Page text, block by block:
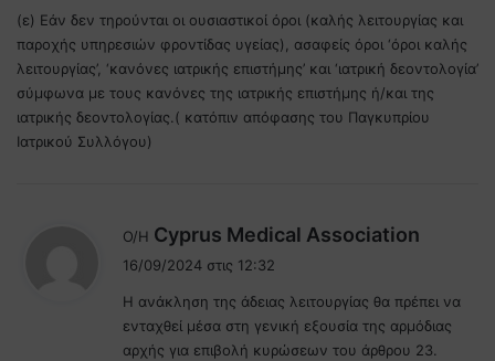
ι
:
(ε) Εάν δεν τηρούνται οι ουσιαστικοί όροι (καλής λειτουργίας και
παροχής υπηρεσιών φροντίδας υγείας), ασαφείς όροι ‘όροι καλής
λειτουργίας’, ‘κανόνες ιατρικής επιστήμης’ και ‘ιατρική δεοντολογία’
σύμφωνα με τους κανόνες της ιατρικής επιστήμης ή/και της
ιατρικής δεοντολογίας.( κατόπιν απόφασης του Παγκυπρίου
Ιατρικού Συλλόγου)
Ο/Η Cyprus Medical Association
ι
:
16/09/2024 στις 12:32
Η ανάκληση της άδειας λειτουργίας θα πρέπει να
ενταχθεί μέσα στη γενική εξουσία της αρμόδιας
αρχής για επιβολή κυρώσεων του άρθρου 23.